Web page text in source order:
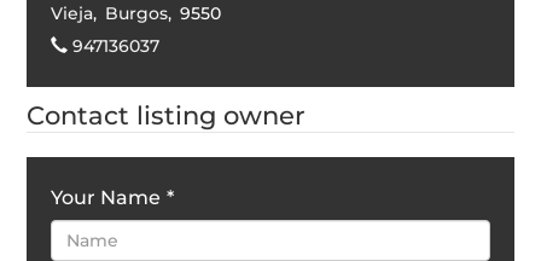
Vieja, Burgos, 9550
947136037
Contact listing owner
Your Name *